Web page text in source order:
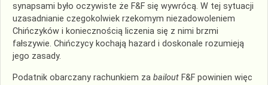
synapsami było oczywiste że F&F się wywrócą. W tej sytuacji
uzasadnianie czegokolwiek rzekomym niezadowoleniem
Chińczyków i koniecznością liczenia się z nimi brzmi
fałszywie. Chińczycy kochają hazard i doskonale rozumieją
jego zasady.
Podatnik obarczany rachunkiem za bailout F&F powinien więc